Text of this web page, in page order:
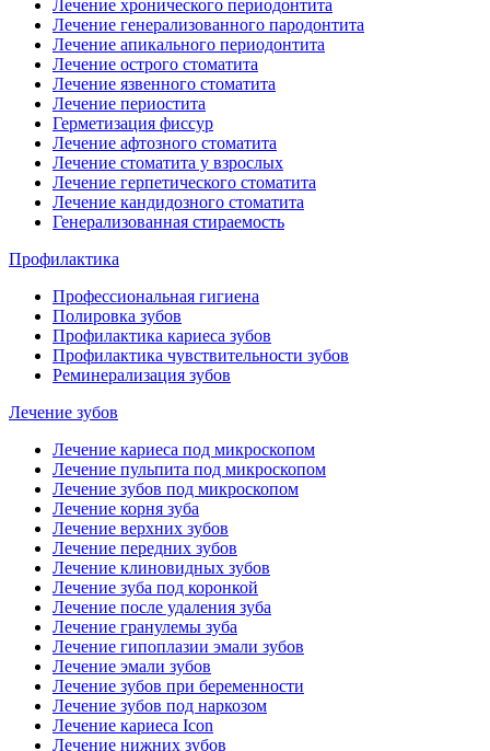
Лечение хронического периодонтита
Лечение генерализованного пародонтита
Лечение апикального периодонтита
Лечение острого стоматита
Лечение язвенного стоматита
Лечение периостита
Герметизация фиссур
Лечение афтозного стоматита
Лечение стоматита у взрослых
Лечение герпетического стоматита
Лечение кандидозного стоматита
Генерализованная стираемость
Профилактика
Профессиональная гигиена
Полировка зубов
Профилактика кариеса зубов
Профилактика чувствительности зубов
Реминерализация зубов
Лечение зубов
Лечение кариеса под микроскопом
Лечение пульпита под микроскопом
Лечение зубов под микроскопом
Лечение корня зуба
Лечение верхних зубов
Лечение передних зубов
Лечение клиновидных зубов
Лечение зуба под коронкой
Лечение после удаления зуба
Лечение гранулемы зуба
Лечение гипоплазии эмали зубов
Лечение эмали зубов
Лечение зубов при беременности
Лечение зубов под наркозом
Лечение кариеса Icon
Лечение нижних зубов